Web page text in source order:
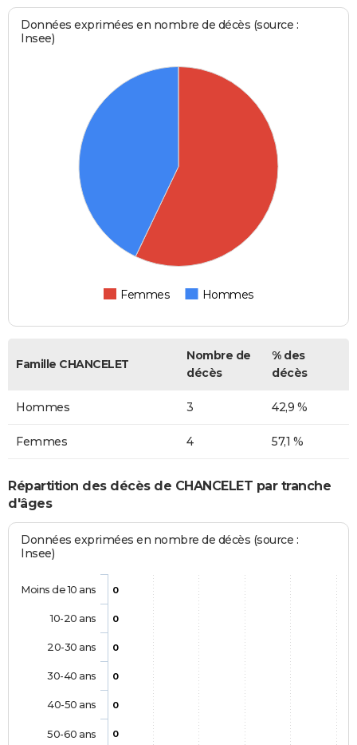
Données exprimées en nombre de décès (source :
Insee)
Femmes Hommes
Famille CHANCELET
Nombre de
décès
% des
décès
Hommes 3 42,9 %
Femmes 4 57,1 %
Répartition des décès de CHANCELET par tranche
d'âges
Données exprimées en nombre de décès (source :
Insee)
0
0
0
0
0
0
Moins de 10 ans
10-20 ans
20-30 ans
30-40 ans
40-50 ans
50-60 ans